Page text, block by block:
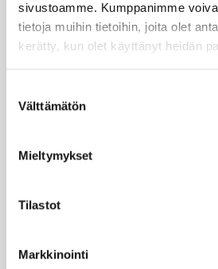
sivustoamme. Kumppanimme
tietoja muihin tietoihin, joita olet
kerätty, kun olet käyttänyt heidän
valinta
Välttämätön
Mieltymykset
Tilastot
Markkinointi
Face­book
Läm­möl­lä on
Höy­lä IV:n
möl­lä-leh­ti uuti­soi ja
tai­sia asioi­ta
ja lait­teis­to­jen huol­los­ta